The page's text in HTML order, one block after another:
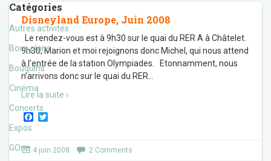
Catégories
Autres activités
Bons plans
Bouquins
Cinéma
Concerts
Expos
GOne
Disneyland Europe, Juin 2008
Le rendez-vous est à 9h30 sur le quai du RER A à Châtelet.
9h30, Marion et moi rejoignons donc Michel, qui nous attend
à l’entrée de la station Olympiades. Etonnamment, nous
n’arrivons donc sur le quai du RER
Lire la suite ›
F
e
b
t
4 juin 2008 2 Comments